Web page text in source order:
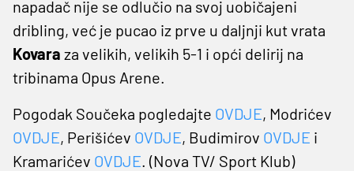
napadač nije se odlučio na svoj uobičajeni
dribling, već je pucao iz prve u daljnji kut vrata
Kovara za velikih, velikih 5-1 i opći delirij na
tribinama Opus Arene.
Pogodak Součeka pogledajte OVDJE, Modrićev
OVDJE, Perišićev OVDJE, Budimirov OVDJE i
Kramarićev OVDJE. (Nova TV/ Sport Klub)